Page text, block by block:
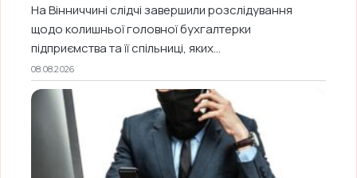
На Вінниччині слідчі завершили розслідування
щодо колишньої головної бухгалтерки
підприємства та її спільниці, яких...
08.08.2026